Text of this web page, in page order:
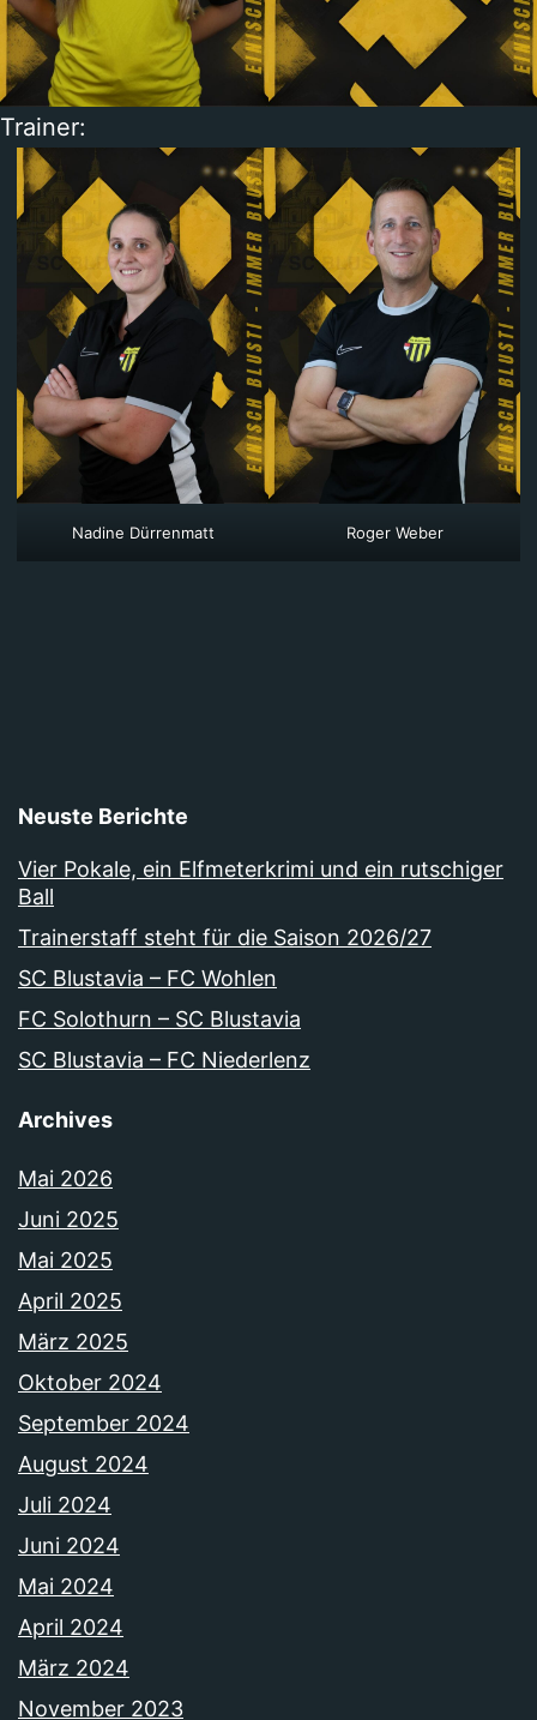
Trainer:
Nadine Dürrenmatt Roger Weber
Neuste Berichte
Vier Pokale, ein Elfmeterkrimi und ein rutschiger
Ball
Trainerstaff steht für die Saison 2026/27
SC Blustavia – FC Wohlen
FC Solothurn – SC Blustavia
SC Blustavia – FC Niederlenz
Archives
Mai 2026
Juni 2025
Mai 2025
April 2025
März 2025
Oktober 2024
September 2024
August 2024
Juli 2024
Juni 2024
Mai 2024
April 2024
März 2024
November 2023